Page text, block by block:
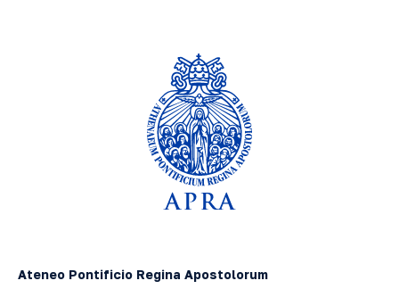
Ateneo Pontificio Regina Apostolorum